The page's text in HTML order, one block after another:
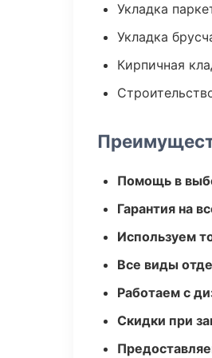
Укладка
Укладка
Кирпичная
Помощь в
Гарантия на
Используем
Все виды
Работаем с
Скидки при